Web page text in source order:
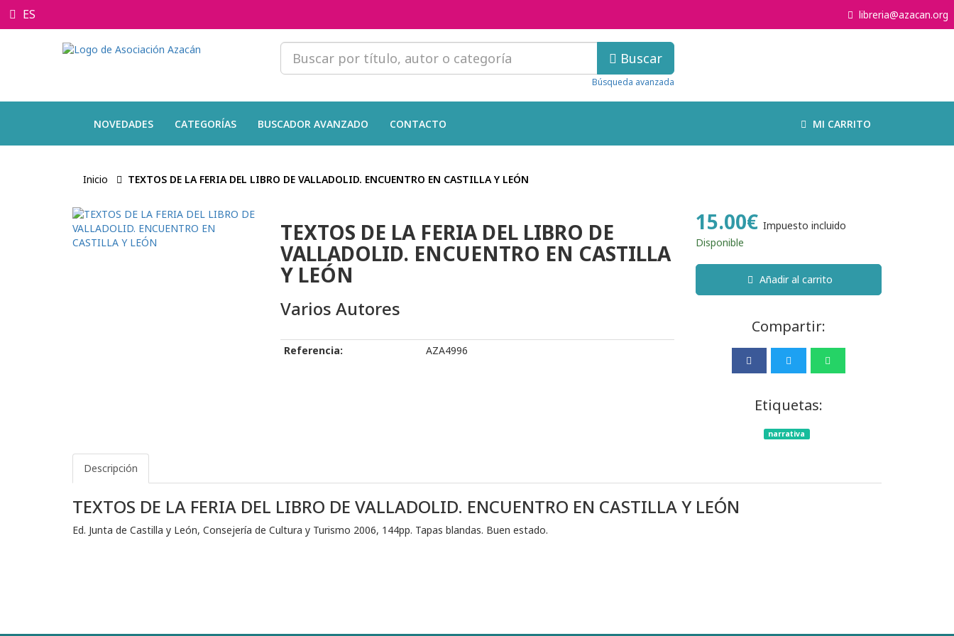
ES libreria@azacan.org
Buscar
Búsqueda avanzada
NOVEDADES CATEGORÍAS BUSCADOR AVANZADO CONTACTO MI CARRITO
Inicio TEXTOS DE LA FERIA DEL LIBRO DE VALLADOLID. ENCUENTRO EN CASTILLA Y LEÓN
TEXTOS DE LA FERIA DEL LIBRO DE
VALLADOLID. ENCUENTRO EN CASTILLA
Y LEÓN
Varios Autores
Referencia: AZA4996
15.00€ Impuesto incluido
Disponible
Añadir al carrito
Compartir:
Etiquetas:
narrativa
Descripción
TEXTOS DE LA FERIA DEL LIBRO DE VALLADOLID. ENCUENTRO EN CASTILLA Y LEÓN
Ed. Junta de Castilla y León, Consejería de Cultura y Turismo 2006, 144pp. Tapas blandas. Buen estado.